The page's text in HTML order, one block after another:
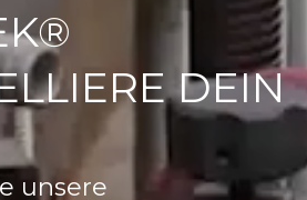
DEIN
unsere